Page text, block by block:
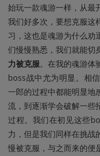
始玩一款魂游一样，从最
我们好多次，要想克服这
习，这也是魂游为什么劝
们慢慢熟悉，我们就能切
力被克服。在我的魂游体
boss战中尤为明显。相
一郎的过程中都能明显地
流，到逐渐学会破解一些
过程。我们在初见这些
力，但是我们同样在挑战
慢被克服，与之而来的便